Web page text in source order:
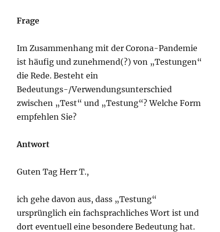
Frage
Im Zusammenhang mit der Corona-Pandemie
ist häufig und zunehmend(?) von „Testungen“
die Rede. Besteht ein
Bedeutungs-/Verwendungsunterschied
zwischen „Test“ und „Testung“? Welche Form
empfehlen Sie?
Antwort
Guten Tag Herr T.,
ich gehe davon aus, dass „Testung“
ursprünglich ein fachsprachliches Wort ist und
dort eventuell eine besondere Bedeutung hat.